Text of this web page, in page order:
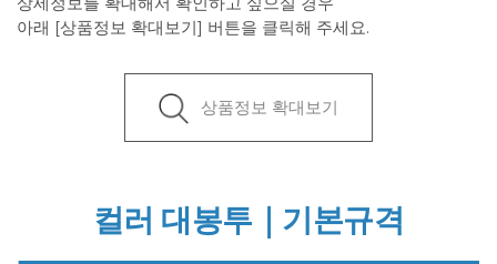
아래 [상품정보 확대보기] 버튼을 클릭해 주세요.
상품정보 확대보기
컬러 대봉투｜기본규격